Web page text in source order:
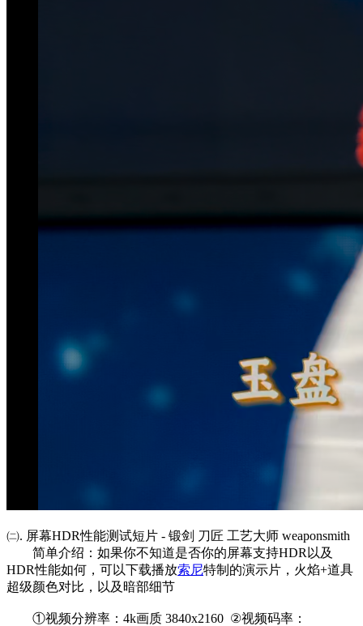
㈡. 屏幕HDR性能测试短片 - 锻剑 刀匠 工艺大师 weaponsmith
简单介绍：如果你不知道是否你的屏幕支持HDR以及
HDR性能如何，可以下载播放索尼特制的演示片，火焰+道具
超级颜色对比，以及暗部细节
①视频分辨率：4k画质 3840x2160 ②视频码率：